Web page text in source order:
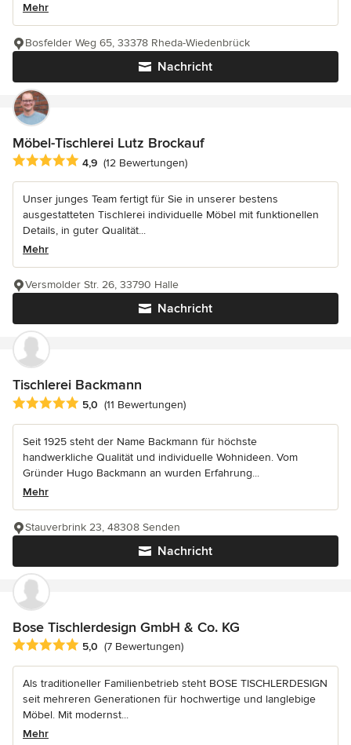
Mehr
Nachricht
Bosfelder Weg 65, 33378 Rheda-Wiedenbrück
Möbel-Tischlerei Lutz Brockauf
Durchschnittliche Bewertung: 4.9 von 5 Sternen
4,9 (12 Bewertungen)
Unser junges Team fertigt für Sie in unserer bestens
ausgestatteten Tischlerei individuelle Möbel mit funktionellen
Details, in guter Qualität...
Mehr
Nachricht
Versmolder Str. 26, 33790 Halle
Tischlerei Backmann
Durchschnittliche Bewertung: 5 von 5 Sternen
5,0 (11 Bewertungen)
Seit 1925 steht der Name Backmann für höchste
handwerkliche Qualität und individuelle Wohnideen. Vom
Gründer Hugo Backmann an wurden Erfahrung...
Mehr
Nachricht
Stauverbrink 23, 48308 Senden
Bose Tischlerdesign GmbH & Co. KG
Durchschnittliche Bewertung: 5 von 5 Sternen
5,0 (7 Bewertungen)
Als traditioneller Familienbetrieb steht BOSE TISCHLERDESIGN
seit mehreren Generationen für hochwertige und langlebige
Möbel. Mit modernst...
Mehr